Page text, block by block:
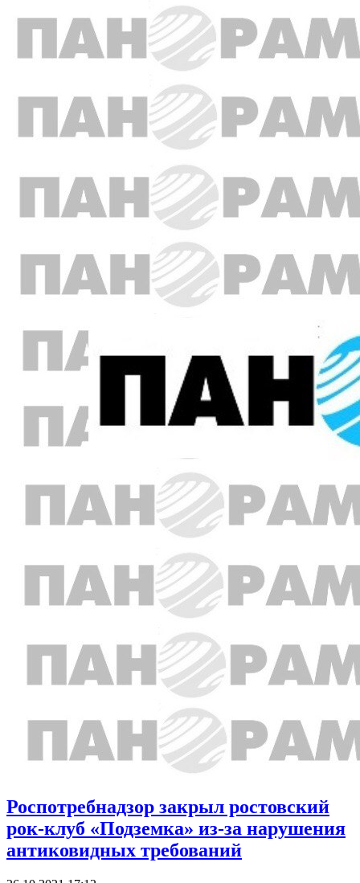
Роспотребнадзор закрыл ростовский
рок-клуб «Подземка» из-за нарушения
антиковидных требований